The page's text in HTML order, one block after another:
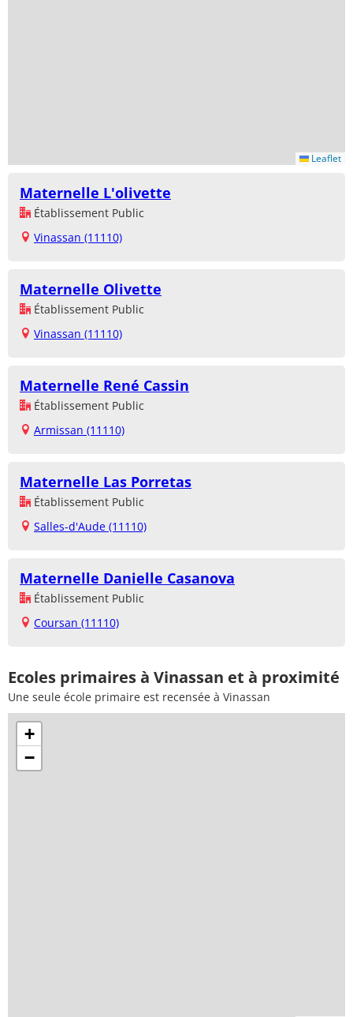
Leaflet
Maternelle L'olivette
Établissement Public
Vinassan (11110)
Maternelle Olivette
Établissement Public
Vinassan (11110)
Maternelle René Cassin
Établissement Public
Armissan (11110)
Maternelle Las Porretas
Établissement Public
Salles-d'Aude (11110)
Maternelle Danielle Casanova
Établissement Public
Coursan (11110)
Ecoles primaires à Vinassan et à proximité
Une seule école primaire est recensée à Vinassan
+
−